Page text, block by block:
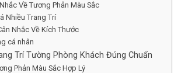
Về Tương Phản Màu Sắc
Nhiều Trang Trí
Nhắc Về Kích Thước
cá nhân
Trí Tường Phòng Khách Đúng Chuẩn
Phản Màu Sắc Hợp Lý